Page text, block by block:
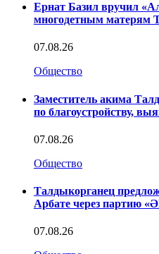
Ернат Базил вручил
многодетным матерям
07.08.26
Общество
Заместитель акима
по благоустройству,
07.08.26
Общество
Талдыкорганец
Арбате через партию
07.08.26